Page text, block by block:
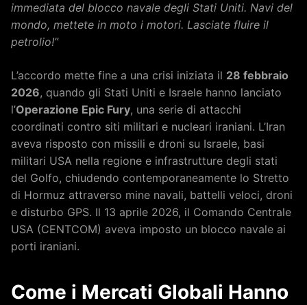
immediata del blocco navale degli Stati Uniti. Navi del
mondo, mettete in moto i motori. Lasciate fluire il
petrolio!”
L’accordo mette fine a una crisi iniziata il 28 febbraio
2026, quando gli Stati Uniti e Israele hanno lanciato
l’Operazione Epic Fury, una serie di attacchi
coordinati contro siti militari e nucleari iraniani. L’Iran
aveva risposto con missili e droni su Israele, basi
militari USA nella regione e infrastrutture degli stati
del Golfo, chiudendo contemporaneamente lo Stretto
di Hormuz attraverso mine navali, battelli veloci, droni
e disturbo GPS. Il 13 aprile 2026, il Comando Centrale
USA (CENTCOM) aveva imposto un blocco navale ai
porti iraniani.
Come i Mercati Globali Hanno